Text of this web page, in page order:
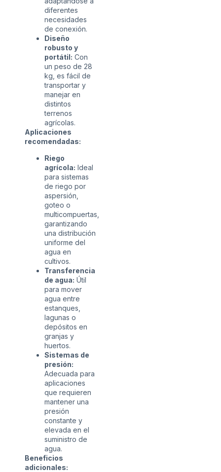
diferentes
necesidades
de conexión.
Diseño
robusto y
portátil: Con
un peso de 28
kg, es fácil de
transportar y
manejar en
distintos
terrenos
agrícolas.
Aplicaciones
recomendadas:
Riego
agrícola: Ideal
para sistemas
de riego por
aspersión,
goteo o
multicompuertas,
garantizando
una distribución
uniforme del
agua en
cultivos.
Transferencia
de agua: Útil
para mover
agua entre
estanques,
lagunas o
depósitos en
granjas y
huertos.
Sistemas de
presión:
Adecuada para
aplicaciones
que requieren
mantener una
presión
constante y
elevada en el
suministro de
agua.
Beneficios
adicionales: